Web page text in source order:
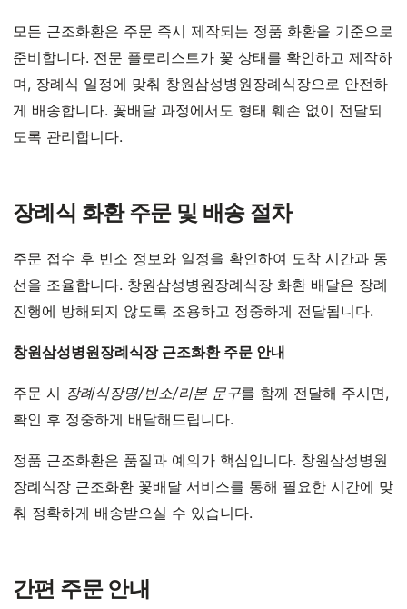
모든 근조화환은 주문 즉시 제작되는 정품 화환을 기준으로
준비합니다. 전문 플로리스트가 꽃 상태를 확인하고 제작하
며, 장례식 일정에 맞춰 창원삼성병원장례식장으로 안전하
게 배송합니다. 꽃배달 과정에서도 형태 훼손 없이 전달되
도록 관리합니다.
장례식 화환 주문 및 배송 절차
주문 접수 후 빈소 정보와 일정을 확인하여 도착 시간과 동
선을 조율합니다. 창원삼성병원장례식장 화환 배달은 장례
진행에 방해되지 않도록 조용하고 정중하게 전달됩니다.
창원삼성병원장례식장 근조화환 주문 안내
주문 시 장례식장명/빈소/리본 문구를 함께 전달해 주시면,
확인 후 정중하게 배달해드립니다.
정품 근조화환은 품질과 예의가 핵심입니다. 창원삼성병원
장례식장 근조화환 꽃배달 서비스를 통해 필요한 시간에 맞
춰 정확하게 배송받으실 수 있습니다.
간편 주문 안내